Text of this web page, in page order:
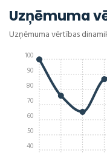
Uzņēmuma
Uzņēmuma vērtības
40
50
60
70
80
90
100